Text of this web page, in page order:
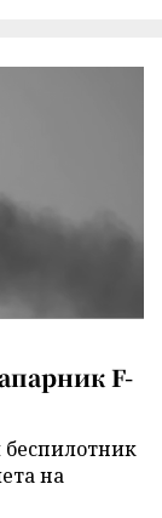
F-
на